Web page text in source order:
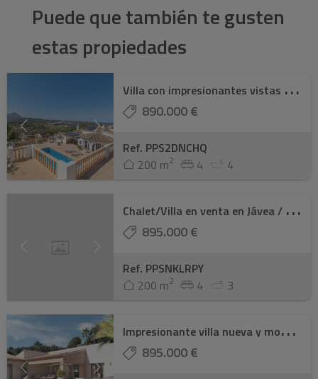
Puede que también te gusten
estas propiedades
V
illa con impresionantes vistas panorámicas, ...
890.000 €
Ref. PPS2DNCHQ
200 m2 4 4
C
halet/Villa en venta en Jávea / Xàbia
895.000 €
Ref. PPSNKLRPY
200 m2 4 3
I
mpresionante villa nueva y moderna
895.000 €